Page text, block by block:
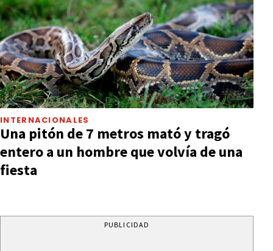
INTERNACIONALES
Una pitón de 7 metros mató y tragó
entero a un hombre que volvía de una
fiesta
PUBLICIDAD